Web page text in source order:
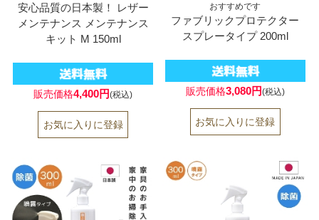
安心品質の日本製！ レザー
メンテナンス メンテナンス
キット M 150ml
販売価格4,400円(税込)
おすすめです
ファブリックプロテクター
スプレータイプ 200ml
販売価格3,080円(税込)